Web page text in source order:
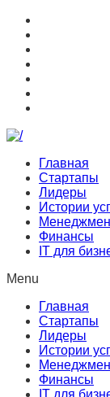
Главная
Стартапы
Лидеры
Истории
Финансы
IT для
Menu
Главная
Стартапы
Лидеры
Истории
Финансы
IT для